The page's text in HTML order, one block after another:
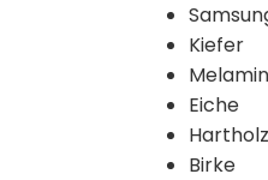
Kiefer
Melamin
Eiche
Hartholz
Birke